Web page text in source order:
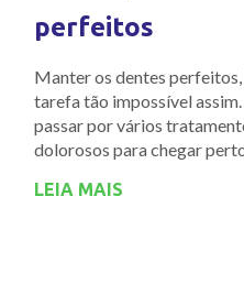
perfeitos
Manter os dentes perfeitos,
tarefa tão impossível
passar por vários
dolorosos para chegar
LEIA MAIS